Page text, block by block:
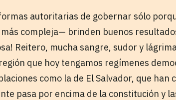
autoritarias de gobernar sólo
compleja— brinden buenos
Reitero, mucha sangre, sudor y
que hoy tengamos regímenes
como la de El Salvador, que han
pasa por encima de la constitución y